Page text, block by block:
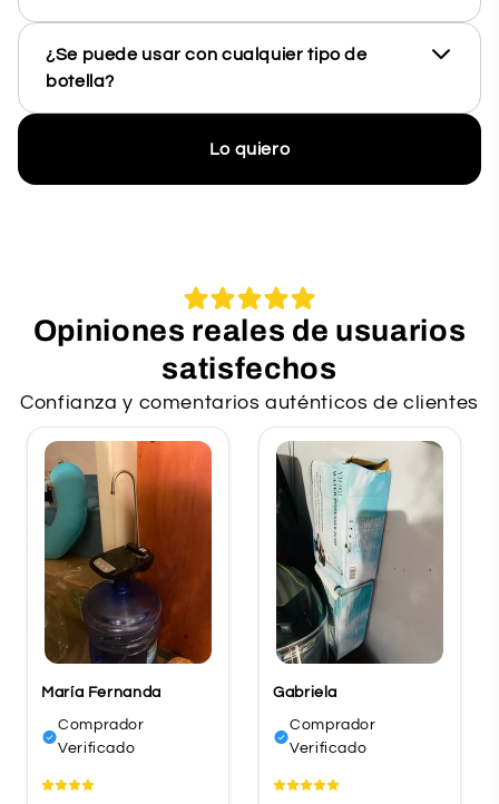
¿Se puede usar con cualquier tipo de
botella?
Lo quiero
Opiniones reales de usuarios
satisfechos
Confianza y comentarios auténticos de clientes
María Fernanda
Comprador
Verificado
Gabriela
Comprador
Verificado